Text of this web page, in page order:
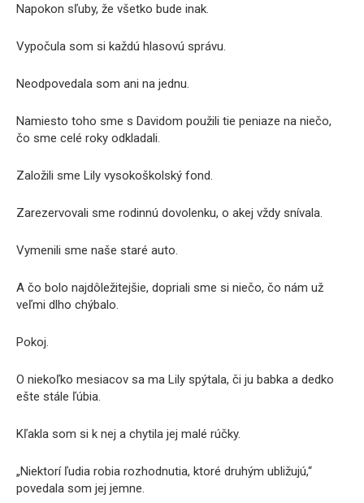
Napokon sľuby, že všetko bude inak.
Vypočula som si každú hlasovú správu.
Neodpovedala som ani na jednu.
Namiesto toho sme s Davidom použili tie peniaze na niečo,
čo sme celé roky odkladali.
Založili sme Lily vysokoškolský fond.
Zarezervovali sme rodinnú dovolenku, o akej vždy snívala.
Vymenili sme naše staré auto.
A čo bolo najdôležitejšie, dopriali sme si niečo, čo nám už
veľmi dlho chýbalo.
Pokoj.
O niekoľko mesiacov sa ma Lily spýtala, či ju babka a dedko
ešte stále ľúbia.
Kľakla som si k nej a chytila jej malé rúčky.
„Niektorí ľudia robia rozhodnutia, ktoré druhým ubližujú,“
povedala som jej jemne.